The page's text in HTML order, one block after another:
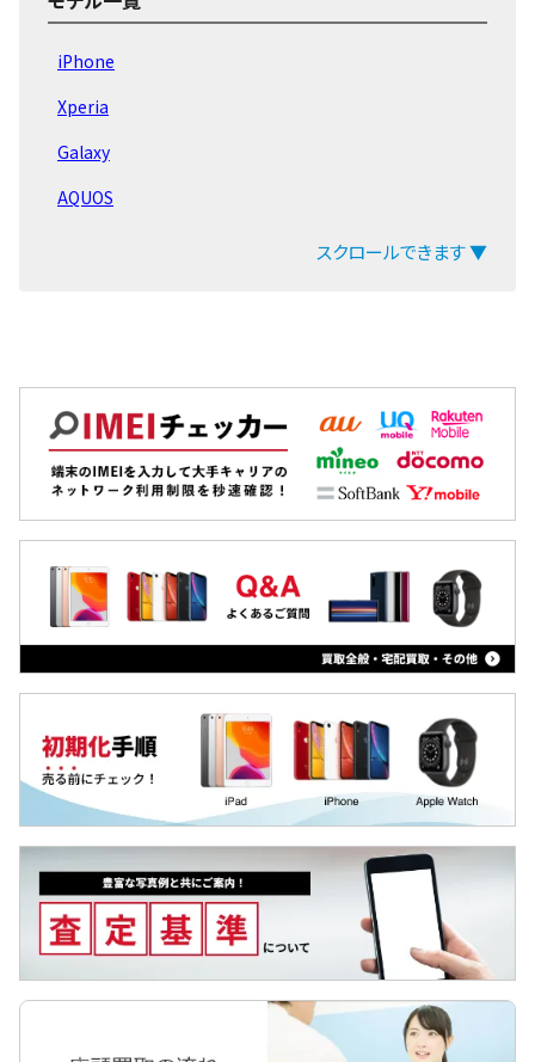
Pixel9 Pro XL
Pixel9
Pixel8a
Pixel Fold
Pixel8 Pro
Pixel7
Pixel 6 Pro
Pixel 6a
Pixel 6
Pixel 5a
Pixel 5
Pixel 4
Pixel 3a XL
Pixel 3a
Pixel 3 XL
Pixel 3
iPhone
Xperia
Galaxy
AQUOS
Xiaomi
MacBook
iPad
Qua tab
dtab
MediaPad
LAVIE Tab
YOGA Tab
Surface
Galaxyタブ
Pixel Tab
スクロールできます ▼